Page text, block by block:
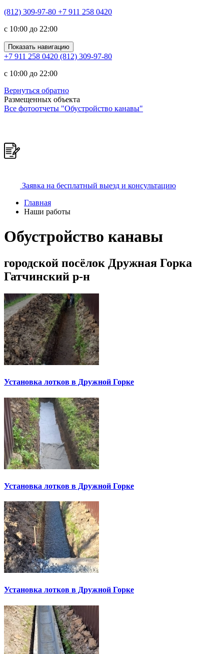
(812) 309-97-80 +7 911 258 0420
c 10:00 до 22:00
Показать навигацию
+7 911 258 0420 (812) 309-97-80
c 10:00 до 22:00
Вернуться обратно
Размещенных объекта
Все фотоотчеты "Обустройство канавы"
Заявка на бесплатный выезд и консультацию
Главная
Наши работы
Обустройство канавы
городской посёлок Дружная Горка
Гатчинский р-н
Установка лотков в Дружной Горке
Установка лотков в Дружной Горке
Установка лотков в Дружной Горке